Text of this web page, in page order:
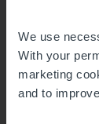
We use
With your
marketing
and to
7/24/2026